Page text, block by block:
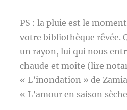
PS : la pluie est le
votre bibliothèque rêvée.
un rayon, lui qui nous
chaude et moite (lire
« L’inondation » de
« L’amour en saison